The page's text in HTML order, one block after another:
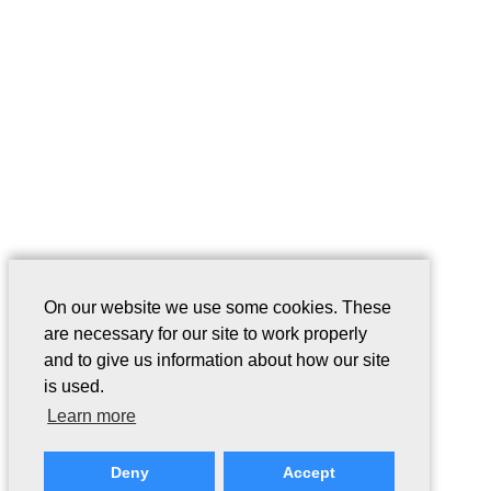
On our website we use some cookies. These
are necessary for our site to work properly
and to give us information about how our site
is used.
Learn more
Deny Accept